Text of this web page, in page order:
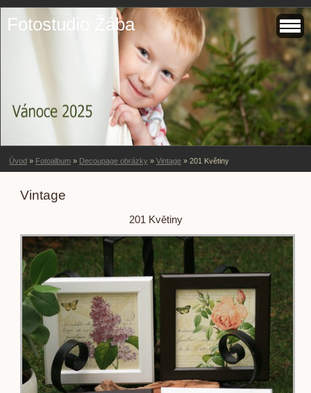
Fotostudio Žába
Úvod » Fotoalbum » Decoupage obrázky » Vintage » 201 Květiny
Vintage
201 Květiny